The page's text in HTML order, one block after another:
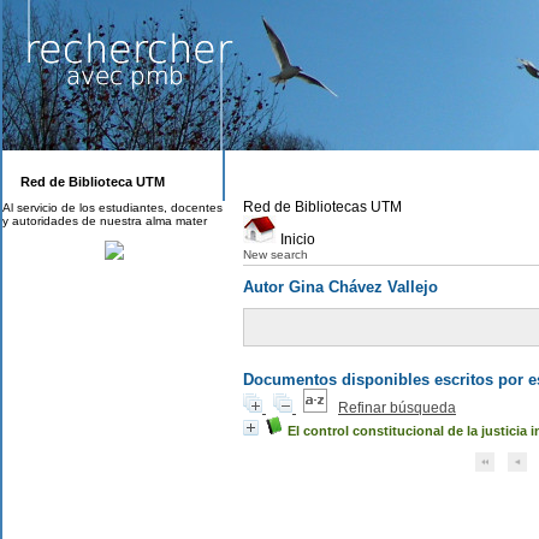
Red de Bibliotecas UTM
Inicio
New search
Autor Gina Chávez Vallejo
Documentos disponibles escritos por
Refinar búsqueda
El control constitucional de la justicia
Red de Biblioteca UTM
Al servicio de los estudiantes, docentes
y autoridades de nuestra alma mater